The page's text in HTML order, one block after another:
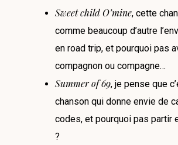
Sweet child O’mine, cette
comme beaucoup d’autre
en road trip, et pourquoi pas
compagnon ou compagne…
Summer of 69, je pense que
chanson qui donne envie de
codes, et pourquoi pas partir
?